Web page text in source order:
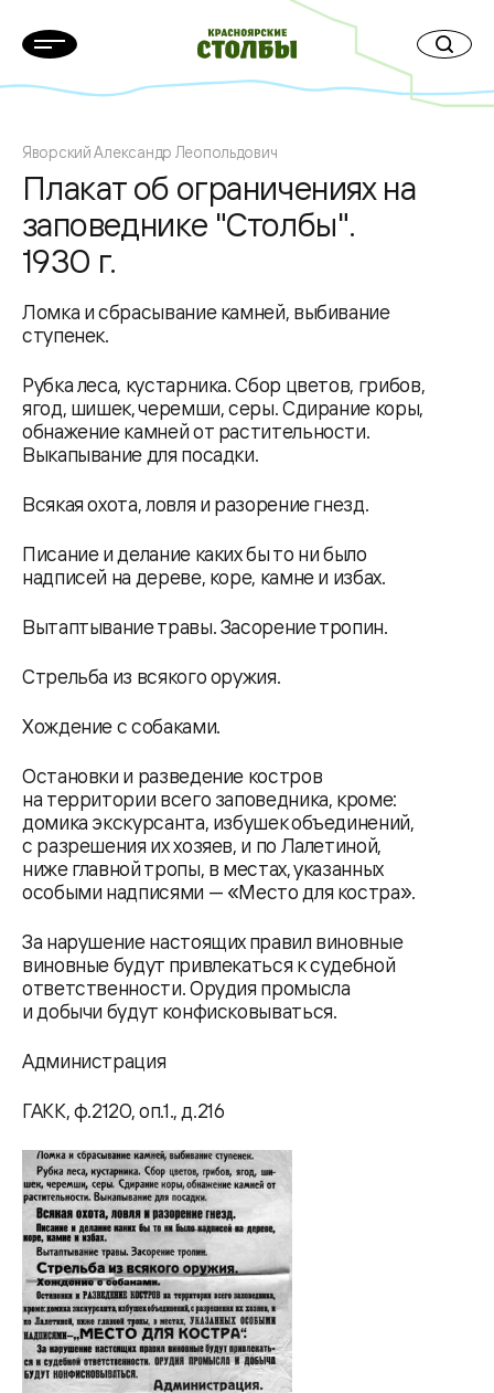
Яворский Александр Леопольдович
Плакат об ограничениях на
заповеднике "Столбы".
1930 г.
Ломка и сбрасывание камней, выбивание
ступенек.
Рубка леса, кустарника. Сбор цветов, грибов,
ягод, шишек, черемши, серы. Сдирание коры,
обнажение камней от растительности.
Выкапывание для посадки.
Всякая охота, ловля и разорение гнезд.
Писание и делание каких бы то ни было
надписей на дереве, коре, камне и избах.
Вытаптывание травы. Засорение тропин.
Стрельба из всякого оружия.
Хождение с собаками.
Остановки и разведение костров
на территории всего заповедника, кроме:
домика экскурсанта, избушек объединений,
с разрешения их хозяев, и по Лалетиной,
ниже главной тропы, в местах, указанных
особыми надписями — «Место для костра».
За нарушение настоящих правил виновные
виновные будут привлекаться к судебной
ответственности. Орудия промысла
и добычи будут конфисковываться.
Администрация
ГАКК, ф.2120, оп.1., д.216